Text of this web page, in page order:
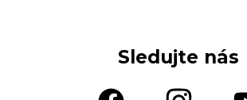
Sledujte nás